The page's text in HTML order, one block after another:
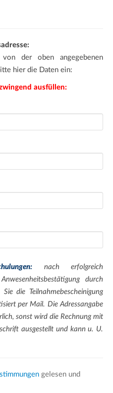
von der oben angegebenen
hier die Daten ein:
ausfüllen:
nach erfolgreich
durch
die Teilnahmebescheinigung
per Mail. Die Adressangabe
sonst wird die Rechnung mit
ausgestellt und kann u. U.
gelesen und